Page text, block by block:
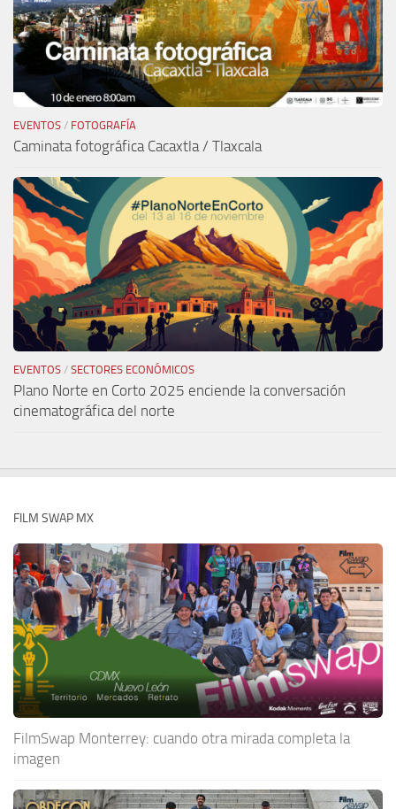
EVENTOS / FOTOGRAFÍA
Caminata fotográfica Cacaxtla / Tlaxcala
EVENTOS / SECTORES ECONÓMICOS
Plano Norte en Corto 2025 enciende la conversación
cinematográfica del norte
FILM SWAP MX
FilmSwap Monterrey: cuando otra mirada completa la
imagen